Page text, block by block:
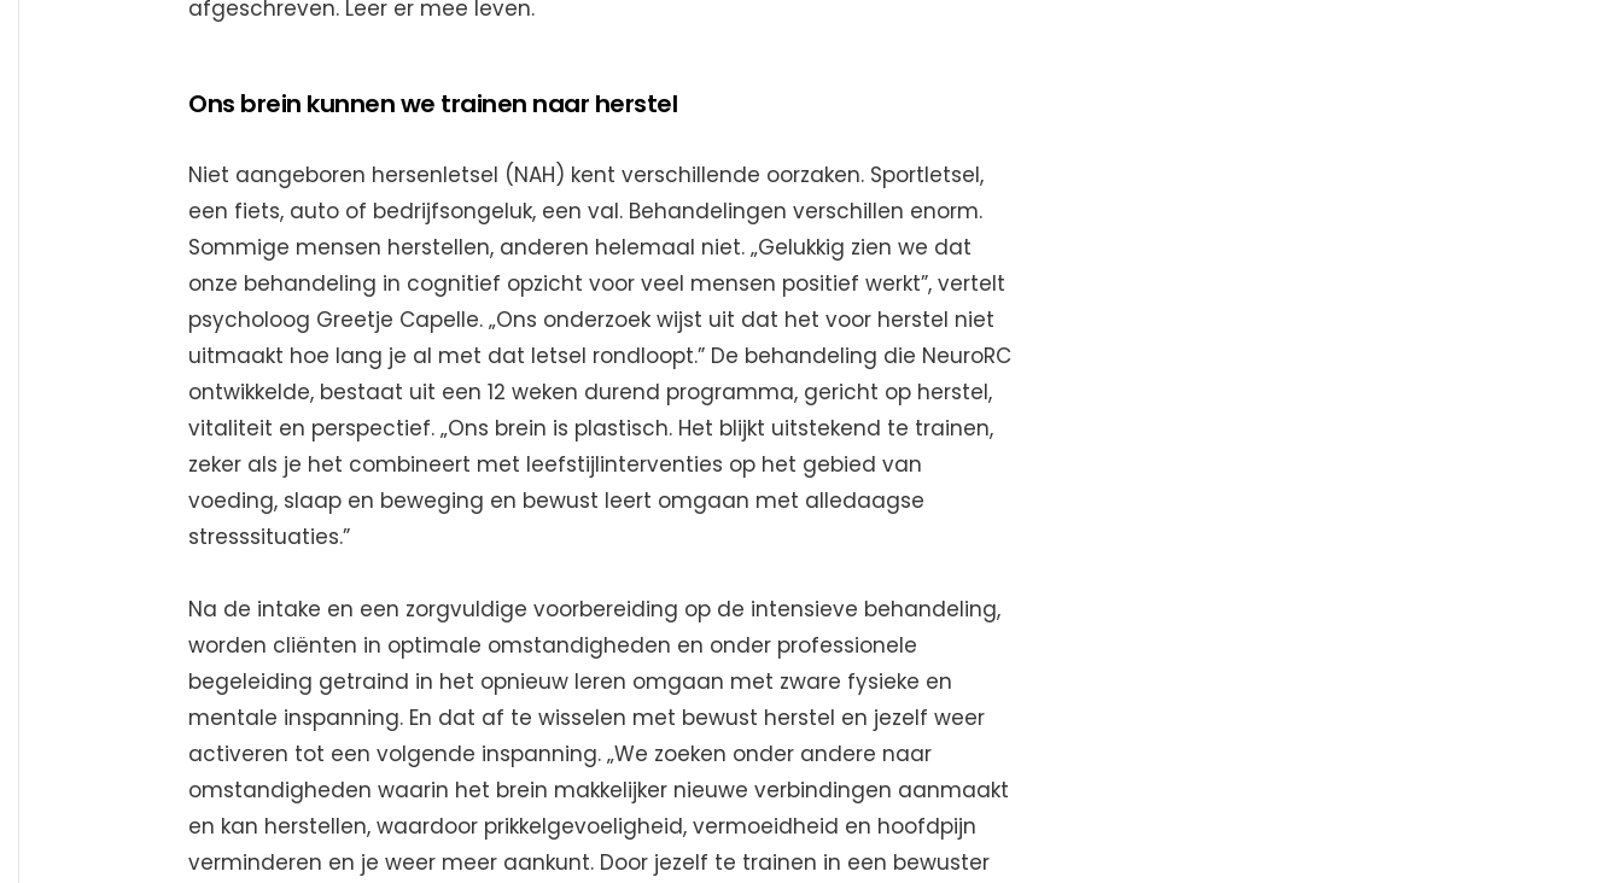
afgeschreven. Leer er mee leven.
Ons brein kunnen we trainen naar herstel
Niet aangeboren hersenletsel (NAH) kent verschillende oorzaken. Sportletsel,
een fiets, auto of bedrijfsongeluk, een val. Behandelingen verschillen enorm.
Sommige mensen herstellen, anderen helemaal niet. „Gelukkig zien we dat
onze behandeling in cognitief opzicht voor veel mensen positief werkt”, vertelt
psycholoog Greetje Capelle. „Ons onderzoek wijst uit dat het voor herstel niet
uitmaakt hoe lang je al met dat letsel rondloopt.” De behandeling die NeuroRC
ontwikkelde, bestaat uit een 12 weken durend programma, gericht op herstel,
vitaliteit en perspectief. „Ons brein is plastisch. Het blijkt uitstekend te trainen,
zeker als je het combineert met leefstijlinterventies op het gebied van
voeding, slaap en beweging en bewust leert omgaan met alledaagse
stresssituaties.”
Na de intake en een zorgvuldige voorbereiding op de intensieve behandeling,
worden cliënten in optimale omstandigheden en onder professionele
begeleiding getraind in het opnieuw leren omgaan met zware fysieke en
mentale inspanning. En dat af te wisselen met bewust herstel en jezelf weer
activeren tot een volgende inspanning. „We zoeken onder andere naar
omstandigheden waarin het brein makkelijker nieuwe verbindingen aanmaakt
en kan herstellen, waardoor prikkelgevoeligheid, vermoeidheid en hoofdpijn
verminderen en je weer meer aankunt. Door jezelf te trainen in een bewuster